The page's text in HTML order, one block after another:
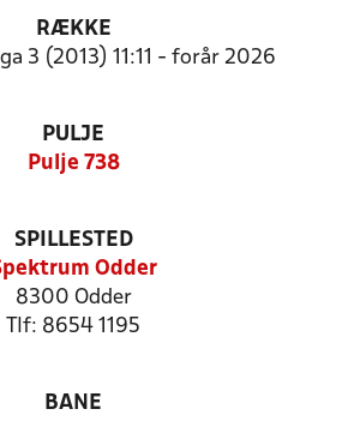
RÆKKE
3 (2013) 11:11 - forår 2026
PULJE
Pulje 738
SPILLESTED
Odder
8300 Odder
Tlf: 8654 1195
BANE